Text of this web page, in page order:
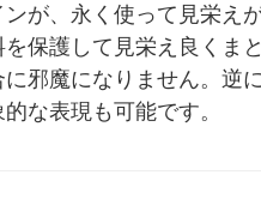
が、永く使って見栄
保護して見栄え良く
邪魔になりません。
な表現も可能です。